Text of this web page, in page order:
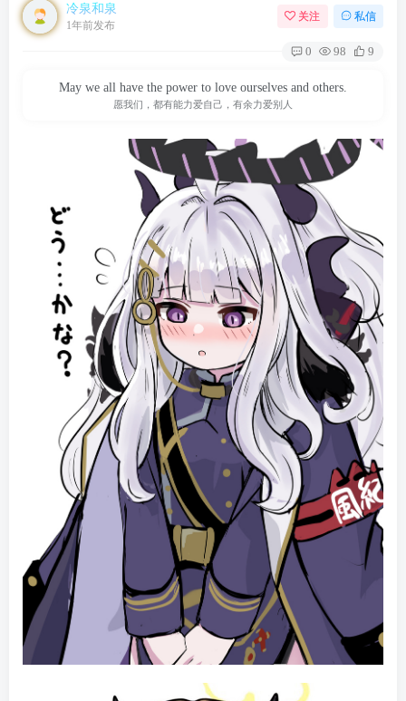
冷泉和泉
1年前发布
关注 私信
0 98 9
May we all have the power to love ourselves and others.
愿我们，都有能力爱自己，有余力爱别人